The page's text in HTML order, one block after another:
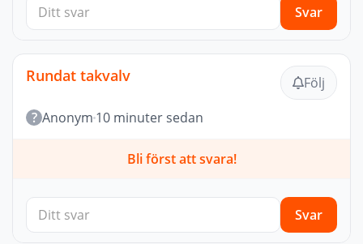
Svar
Rundat takvalv
Följ
? Anonym 10 minuter sedan
Bli först att svara!
Svar